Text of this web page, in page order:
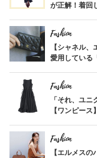
が正解！着回
Fashion
【シャネル
愛用している
Fashion
「それ、ユ
【ワンピー
Fashion
【エルメス